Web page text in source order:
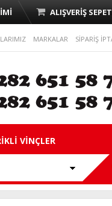
ALIŞVERİŞ
MARKALAR SİPARİŞ
VİNÇLER